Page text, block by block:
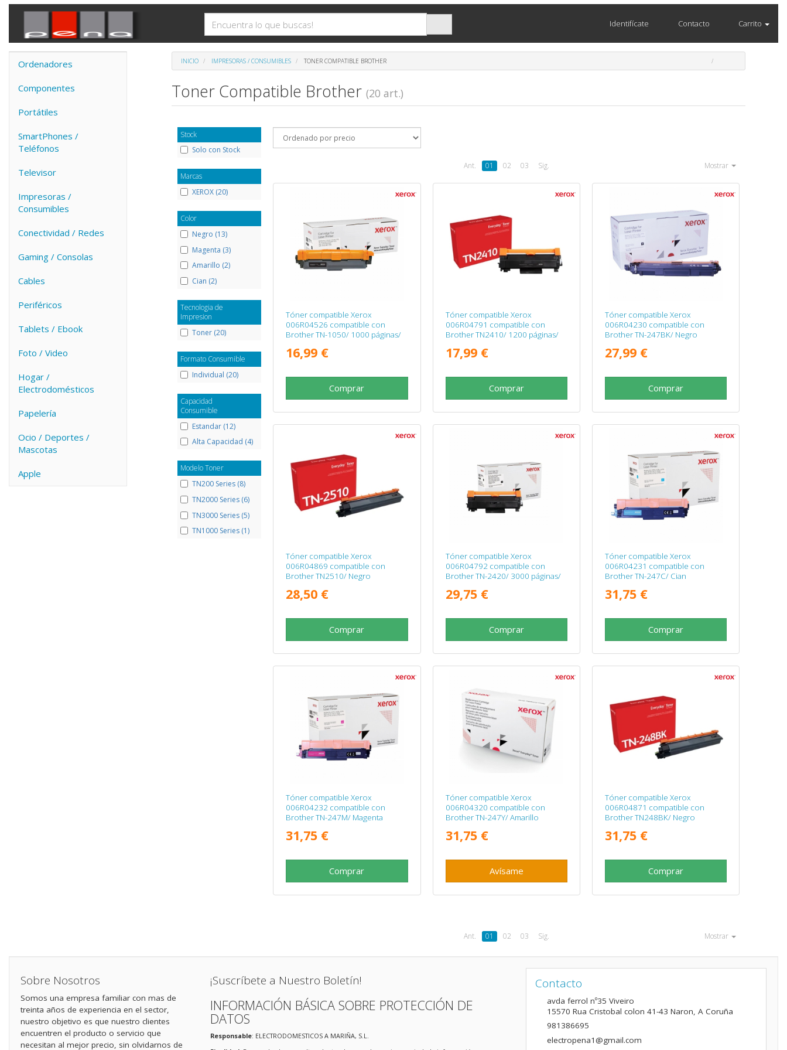
Identifícate Contacto Carrito
Ordenadores
Componentes
Portátiles
SmartPhones /
Teléfonos
Televisor
Impresoras /
Consumibles
Conectividad / Redes
Gaming / Consolas
Cables
Periféricos
Tablets / Ebook
Foto / Video
Hogar /
Electrodomésticos
Papelería
Ocio / Deportes /
Mascotas
Apple
INICIO IMPRESORAS / CONSUMIBLES TONER COMPATIBLE BROTHER
Toner Compatible Brother (20 art.)
Stock
Solo con Stock
Marcas
XEROX (20)
Color
Negro (13)
Magenta (3)
Amarillo (2)
Cian (2)
Tecnologia de
Impresion
Toner (20)
Formato Consumible
Individual (20)
Capacidad
Consumible
Estandar (12)
Alta Capacidad (4)
Modelo Toner
TN200 Series (8)
TN2000 Series (6)
TN3000 Series (5)
TN1000 Series (1)
Ant. 01 02 03 Sig. Mostrar
Tóner compatible Xerox
006R04526 compatible con
Brother TN-1050/ 1000 páginas/
16,99 €
Comprar
Tóner compatible Xerox
006R04791 compatible con
Brother TN2410/ 1200 páginas/
17,99 €
Comprar
Tóner compatible Xerox
006R04230 compatible con
Brother TN-247BK/ Negro
27,99 €
Comprar
Tóner compatible Xerox
006R04869 compatible con
Brother TN2510/ Negro
28,50 €
Comprar
Tóner compatible Xerox
006R04792 compatible con
Brother TN-2420/ 3000 páginas/
29,75 €
Comprar
Tóner compatible Xerox
006R04231 compatible con
Brother TN-247C/ Cian
31,75 €
Comprar
Tóner compatible Xerox
006R04232 compatible con
Brother TN-247M/ Magenta
31,75 €
Comprar
Tóner compatible Xerox
006R04320 compatible con
Brother TN-247Y/ Amarillo
31,75 €
Avísame
Tóner compatible Xerox
006R04871 compatible con
Brother TN248BK/ Negro
31,75 €
Comprar
Ant. 01 02 03 Sig. Mostrar
Sobre Nosotros
Somos una empresa familiar con mas de
treinta años de experiencia en el sector,
nuestro objetivo es que nuestro clientes
encuentren el producto o servicio que
necesitan al mejor precio, sin olvidarnos de
¡Suscríbete a Nuestro Boletín!
INFORMACIÓN BÁSICA SOBRE PROTECCIÓN DE
DATOS
Responsable: ELECTRODOMESTICOS A MARIÑA, S.L.
Contacto
avda ferrol nº35 Viveiro
15570 Rua Cristobal colon 41-43 Naron A Coruña
981386695
electropena1@gmail.com